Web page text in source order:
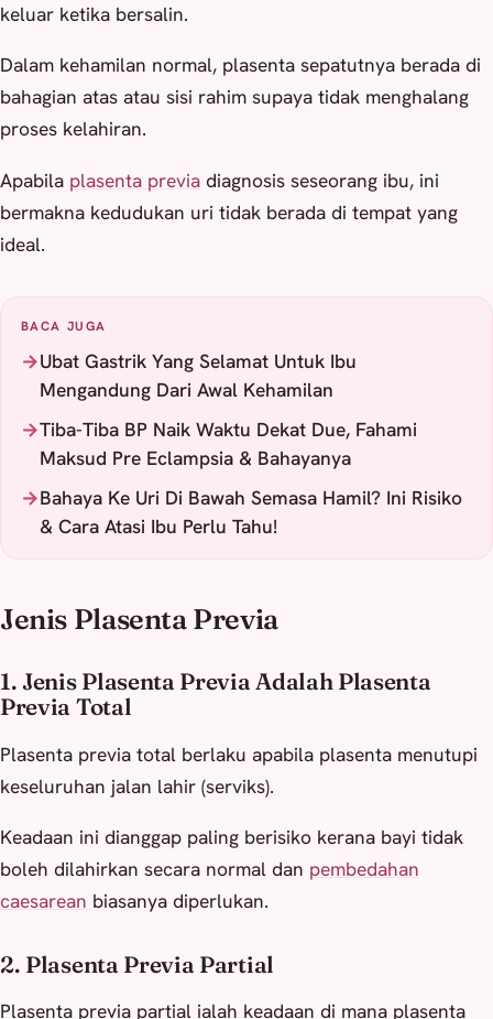
keluar ketika bersalin.
Dalam kehamilan normal, plasenta sepatutnya berada di
bahagian atas atau sisi rahim supaya tidak menghalang
proses kelahiran.
Apabila plasenta previa diagnosis seseorang ibu, ini
bermakna kedudukan uri tidak berada di tempat yang
ideal.
BACA JUGA
Ubat Gastrik Yang Selamat Untuk Ibu
Mengandung Dari Awal Kehamilan
Tiba-Tiba BP Naik Waktu Dekat Due, Fahami
Maksud Pre Eclampsia & Bahayanya
Bahaya Ke Uri Di Bawah Semasa Hamil? Ini Risiko
& Cara Atasi Ibu Perlu Tahu!
Jenis Plasenta Previa
1. Jenis Plasenta Previa Adalah Plasenta
Previa Total
Plasenta previa total berlaku apabila plasenta menutupi
keseluruhan jalan lahir (serviks).
Keadaan ini dianggap paling berisiko kerana bayi tidak
boleh dilahirkan secara normal dan pembedahan
caesarean biasanya diperlukan.
2. Plasenta Previa Partial
Plasenta previa partial ialah keadaan di mana plasenta